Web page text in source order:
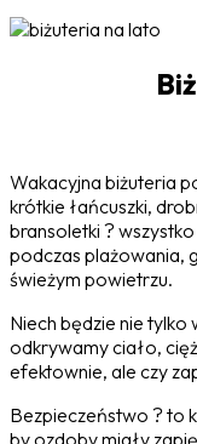
Wakacyjna biżuteria
krótkie łańcuszki,
bransoletki ?
podczas plażowania,
świeżym powietrzu.
Niech będzie nie tylko
odkrywamy ciało,
efektownie, ale czy
Bezpieczeństwo ? to